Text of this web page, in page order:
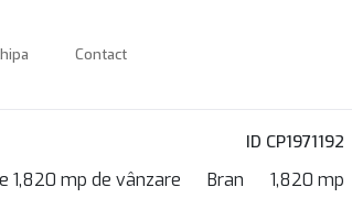
Contact
ID CP1971192
1,820 mp de vânzare Bran 1,820 mp